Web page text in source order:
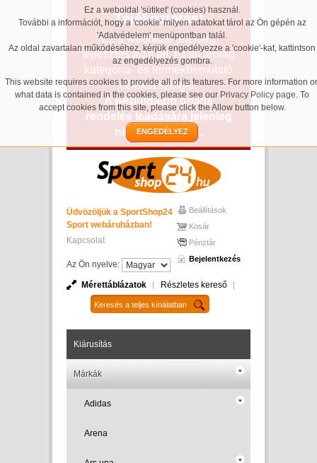
Ez a weboldal 'sütiket' (cookies) használ.
További a információt, hogy a 'cookie' milyen adatokat tárol az Ön gépén az
'Adatvédelem' menüpontban talál.
Az oldal zavartalan működéséhez, kérjük engedélyezze a 'cookie'-kat, kattintson
az engedélyezés gombra.
This website requires cookies to provide all of its features. For more information
what data is contained in the cookies, please see our Privacy Policy page. To
accept cookies from this site, please click the Allow button below.
ENGEDÉLYEZ
Tájékoztatás!
Ez a weboldal jelenleg
fejlesztés alatt áll, és kizárólag
kategória- és termékbemutató
célokat szolgál.
A weboldalon online
rendelés leadására jelenleg
nincs lehetőség.
Üdvözöljük a SportShop24
Sport webáruházban!
Kapcsolat
Az Ön nyelve:
Beállítások
Kosár
Pénztár
Bejelentkezés
Mérettáblázatok Részletes kereső
Kiárusítás
Márkák
Adidas
Arena